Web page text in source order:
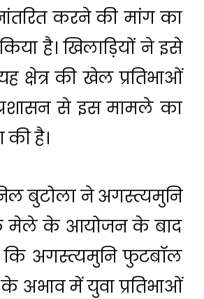
करने की मांग का
है। खिलाड़ियों ने इसे
क्षेत्र की खेल प्रतिभाओं
से इस मामले का
की है।
बुटोला ने अगस्त्यमुनि
मेले के आयोजन के बाद
कि अगस्त्यमुनि फुटबॉल
अभाव में युवा प्रतिभाओं